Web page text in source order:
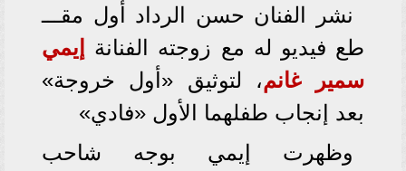
نشر الفنان حسن الرداد أول مقـــ
طع فيديو له مع زوجته الفنانة
إيمي
سمير غانم، لتوثيق «أول خروجة»
بعد إنجاب طفلهما الأول «فادي»
وظهرت إيمي بوجه شاحب